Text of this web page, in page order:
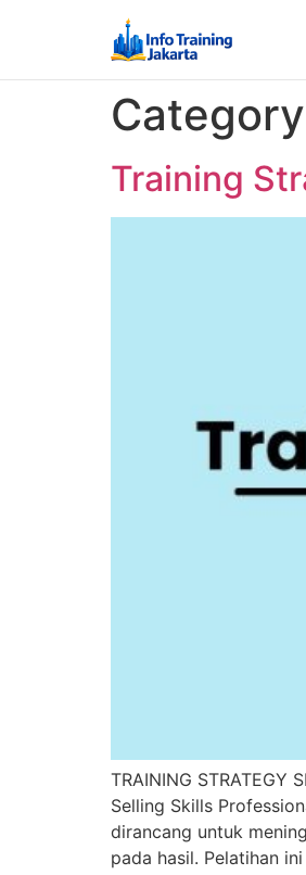
Training
TRAINING STRATEGY
Selling Skills
dirancang untuk
pada hasil. Pelatihan